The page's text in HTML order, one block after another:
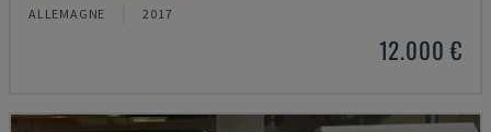
ALLEMAGNE 2017
12.000 €